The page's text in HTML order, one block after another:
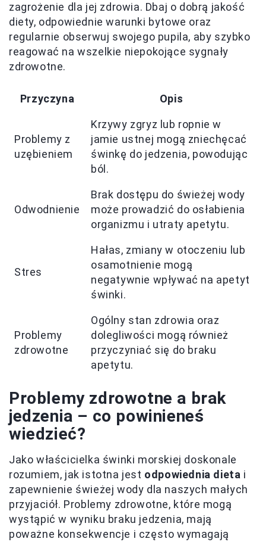
zagrożenie dla jej zdrowia. Dbaj o dobrą jakość
diety, odpowiednie warunki bytowe oraz
regularnie obserwuj swojego pupila, aby szybko
reagować na wszelkie niepokojące sygnały
zdrowotne.
Przyczyna Opis
Problemy z
uzębieniem
Krzywy zgryz lub ropnie w
jamie ustnej mogą zniechęcać
świnkę do jedzenia, powodując
ból.
Odwodnienie
Brak dostępu do świeżej wody
może prowadzić do osłabienia
organizmu i utraty apetytu.
Stres
Hałas, zmiany w otoczeniu lub
osamotnienie mogą
negatywnie wpływać na apetyt
świnki.
Problemy
zdrowotne
Ogólny stan zdrowia oraz
dolegliwości mogą również
przyczyniać się do braku
apetytu.
Problemy zdrowotne a brak
jedzenia – co powinieneś
wiedzieć?
Jako właścicielka świnki morskiej doskonale
rozumiem, jak istotna jest odpowiednia dieta i
zapewnienie świeżej wody dla naszych małych
przyjaciół. Problemy zdrowotne, które mogą
wystąpić w wyniku braku jedzenia, mają
poważne konsekwencje i często wymagają